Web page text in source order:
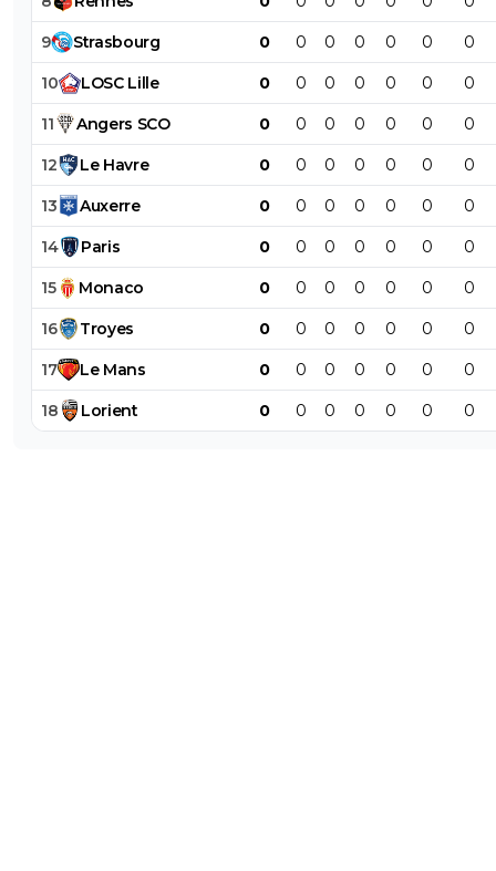
9 Strasbourg 0 0 0 0 0 0 0
10 LOSC Lille 0 0 0 0 0 0 0
11 Angers SCO 0 0 0 0 0 0 0
12 Le Havre 0 0 0 0 0 0 0
13 Auxerre 0 0 0 0 0 0 0
14 Paris 0 0 0 0 0 0 0
15 Monaco 0 0 0 0 0 0 0
16 Troyes 0 0 0 0 0 0 0
17 Le Mans 0 0 0 0 0 0 0
18 Lorient 0 0 0 0 0 0 0